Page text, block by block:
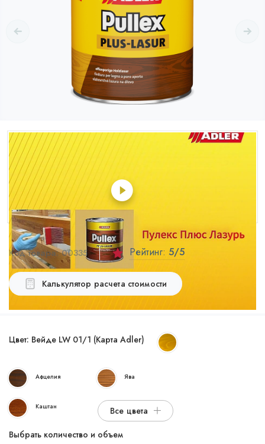
Код товара:00335 Рейтинг: 5/5
Калькулятор расчета стоимости
Цвет: Вейде LW 01/1 (Карта Adler)
Афцелия Ява
Каштан
Все цвета
Выбрать количество и объем